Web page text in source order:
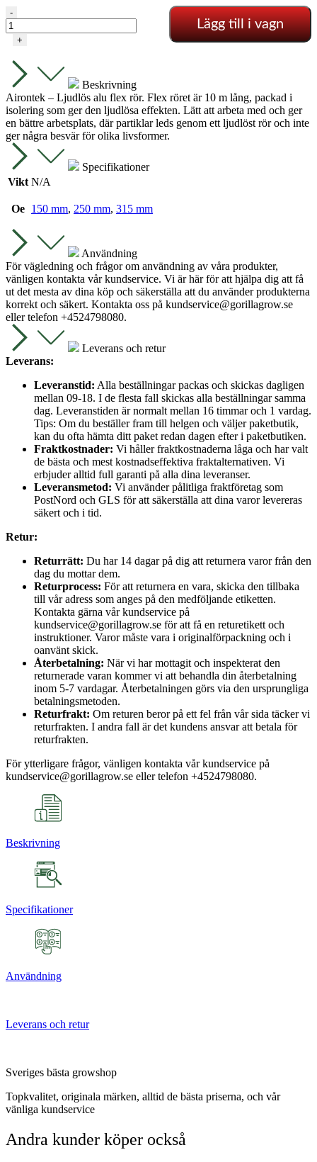
Ljudlös
alu
flex
meter
mängd
-
+
Lägg till i vagn
Beskrivning
Airontek – Ljudlös alu flex rör. Flex röret är 10 m lång, packad i
isolering som ger den ljudlösa effekten. Lätt att arbeta med och ger
en bättre arbetsplats, där partiklar leds genom ett ljudlöst rör och inte
ger några besvär för olika livsformer.
Specifikationer
Vikt N/A
Oe 150 mm, 250 mm, 315 mm
Användning
För vägledning och frågor om användning av våra produkter,
vänligen kontakta vår kundservice. Vi är här för att hjälpa dig att få
ut det mesta av dina köp och säkerställa att du använder produkterna
korrekt och säkert. Kontakta oss på kundservice@gorillagrow.se
eller telefon +4524798080.
Leverans och retur
Leverans:
Leveranstid: Alla beställningar packas och skickas dagligen
mellan 09-18. I de flesta fall skickas alla beställningar samma
dag. Leveranstiden är normalt mellan 16 timmar och 1 vardag.
Tips: Om du beställer fram till helgen och väljer paketbutik,
kan du ofta hämta ditt paket redan dagen efter i paketbutiken.
Fraktkostnader: Vi håller fraktkostnaderna låga och har valt
de bästa och mest kostnadseffektiva fraktalternativen. Vi
erbjuder alltid full garanti på alla dina leveranser.
Leveransmetod: Vi använder pålitliga fraktföretag som
PostNord och GLS för att säkerställa att dina varor levereras
säkert och i tid.
Retur:
Returrätt: Du har 14 dagar på dig att returnera varor från den
dag du mottar dem.
Returprocess: För att returnera en vara, skicka den tillbaka
till vår adress som anges på den medföljande etiketten.
Kontakta gärna vår kundservice på
kundservice@gorillagrow.se för att få en returetikett och
instruktioner. Varor måste vara i originalförpackning och i
oanvänt skick.
Återbetalning: När vi har mottagit och inspekterat den
returnerade varan kommer vi att behandla din återbetalning
inom 5-7 vardagar. Återbetalningen görs via den ursprungliga
betalningsmetoden.
Returfrakt: Om returen beror på ett fel från vår sida täcker vi
returfrakten. I andra fall är det kundens ansvar att betala för
returfrakten.
För ytterligare frågor, vänligen kontakta vår kundservice på
kundservice@gorillagrow.se eller telefon +4524798080.
Beskrivning
Specifikationer
Användning
Leverans och retur
Sveriges bästa growshop
Topkvalitet, originala märken, alltid de bästa priserna, och vår
vänliga kundservice
Andra kunder köper också